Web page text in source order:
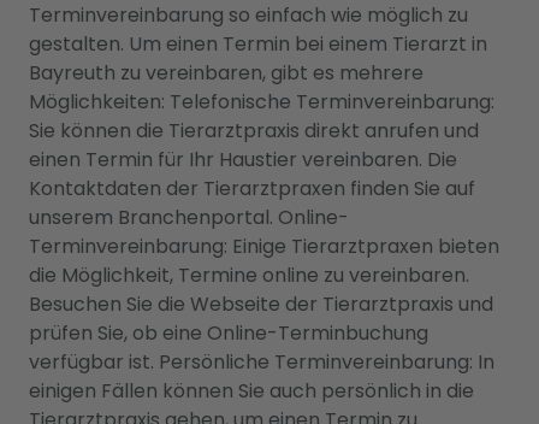
Terminvereinbarung so einfach wie möglich zu
gestalten. Um einen Termin bei einem Tierarzt in
Bayreuth zu vereinbaren, gibt es mehrere
Möglichkeiten: Telefonische Terminvereinbarung:
Sie können die Tierarztpraxis direkt anrufen und
einen Termin für Ihr Haustier vereinbaren. Die
Kontaktdaten der Tierarztpraxen finden Sie auf
unserem Branchenportal. Online-
Terminvereinbarung: Einige Tierarztpraxen bieten
die Möglichkeit, Termine online zu vereinbaren.
Besuchen Sie die Webseite der Tierarztpraxis und
prüfen Sie, ob eine Online-Terminbuchung
verfügbar ist. Persönliche Terminvereinbarung: In
einigen Fällen können Sie auch persönlich in die